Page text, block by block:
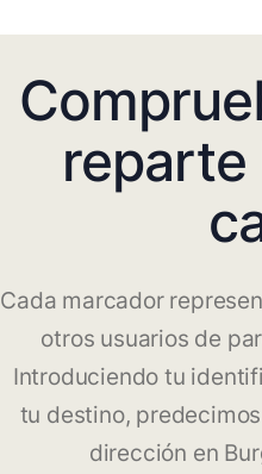
reparte
Cada marcador
otros usuarios de
Introduciendo tu
tu destino,
dirección en